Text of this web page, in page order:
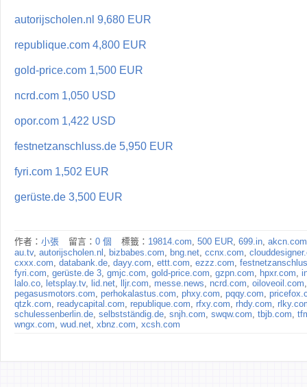
autorijscholen.nl 9,680 EUR
republique.com 4,800 EUR
gold-price.com 1,500 EUR
ncrd.com 1,050 USD
opor.com 1,422 USD
festnetzanschluss.de 5,950 EUR
fyri.com 1,502 EUR
gerüste.de 3,500 EUR
作者： 小張 留言： 0 個 標籤： 19814.com, 500 EUR, 699.in, akcn.com
au.tv, autorijscholen.nl , bizbabes.com, bng.net, ccnx.com,
cxxx.com, databank.de, dayy.com, ettt.com, ezzz.com,
fyri.com, gerüste.de 3, gmjc.com, gold-price.com, gzpn.com, hpxr.com,
lalo.co, letsplay.tv, lid.net, lljr.com, messe.news, ncrd.com, oiloveoil.com
pegasusmotors.com, perhokalastus.com, phxy.com, pqqy.com,
qtzk.com, readycapital.com, republique.com, rfxy.com, rhdy.com,
schulessenberlin.de, selbstständig.de, snjh.com, swqw.com, tbjb.com,
wngx.com, wud.net, xbnz.com, xcsh.com